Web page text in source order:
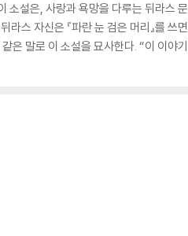
소설은, 사랑과 욕망을 다루는 뒤라스 문
스 자신은 『파란 눈 검은 머리』를 쓰면
은 말로 이 소설을 묘사한다. “이 이야기